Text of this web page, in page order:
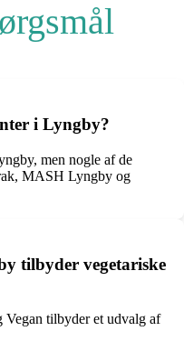
i Lyngby?
men nogle af de
MASH Lyngby og
tilbyder vegetariske
Vegan tilbyder et udvalg af